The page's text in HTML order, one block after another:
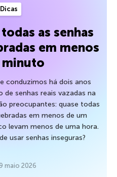
Dicas
as senhas
em menos
minuto
conduzimos há dois anos
senhas reais vazadas na
preocupantes: quase todas
em menos de um
levam menos de uma hora.
usar senhas inseguras?
maio 2026